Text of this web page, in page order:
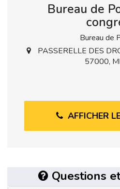
Bureau de
Bureau de
PASSERELLE DES
57000,
AFFICHER
Questions